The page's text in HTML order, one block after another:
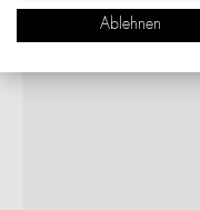
Ablehnen